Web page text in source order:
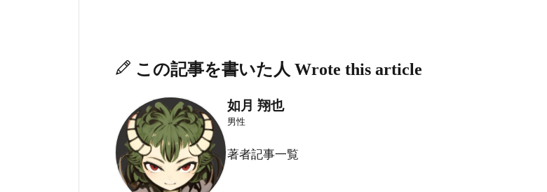
この記事を書いた人 Wrote this article
如月 翔也
男性
著者記事一覧